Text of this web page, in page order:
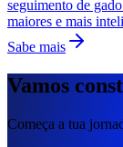
seguimento de
maiores e mais
Sabe mais
Vamos
Começa a tua